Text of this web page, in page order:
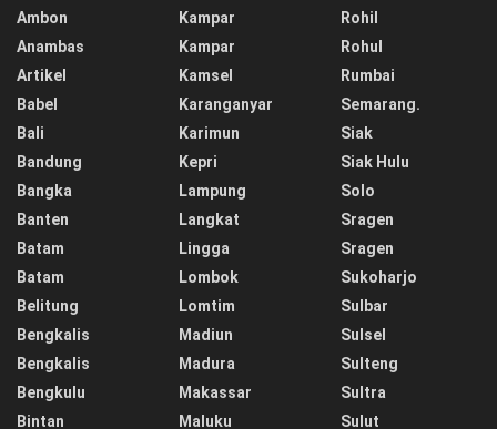
Ambon
Anambas
Artikel
Babel
Bali
Bandung
Bangka
Banten
Batam
Batam
Belitung
Bengkalis
Bengkalis
Bengkulu
Bintan
Kampar
Kampar
Kamsel
Karanganyar
Karimun
Kepri
Lampung
Langkat
Lingga
Lombok
Lomtim
Madiun
Madura
Makassar
Maluku
Rohil
Rohul
Rumbai
Semarang.
Siak
Siak Hulu
Solo
Sragen
Sragen
Sukoharjo
Sulbar
Sulsel
Sulteng
Sultra
Sulut